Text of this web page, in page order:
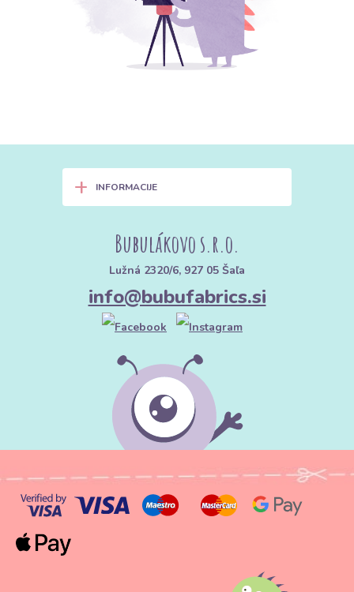
+ INFORMACIJE
Bubulákovo s.r.o.
Lužná 2320/6, 927 05 Šaľa
info@bubufabrics.si